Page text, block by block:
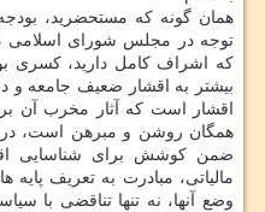
توجه در مجلس شورای
كه اشراف كامل دارید، كسری
بیشتر به اقشار ضعیف جامعه و
اقشار است كه آثار مخرب آن
همگان روشن و مبرهن است،
ضمن كوشش برای شناسایی
مالیاتی، مبادرت به تعریف پایه
وضع آنها، نه تنها تناقضی با